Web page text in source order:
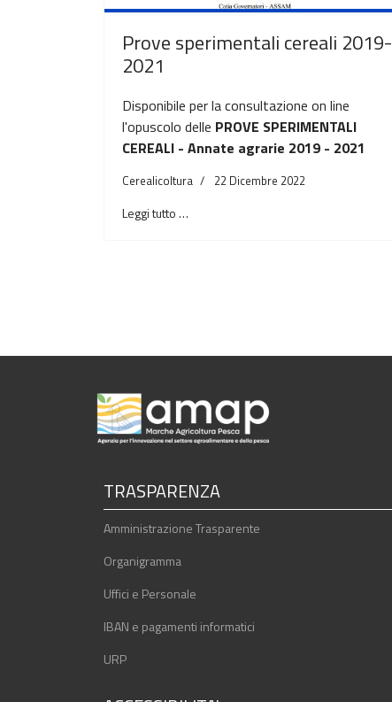
Prove sperimentali cereali 2019-
2021
Disponibile per la consultazione on line
l'opuscolo delle PROVE SPERIMENTALI
CEREALI - Annate agrarie 2019 - 2021
Cerealicoltura 22 Dicembre 2022
Leggi tutto …
TRASPARENZA
Amministrazione Trasparente
Organigramma
Uffici e Personale
IBAN e pagamenti informatici
URP